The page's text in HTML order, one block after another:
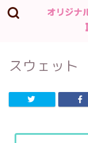
スウェット